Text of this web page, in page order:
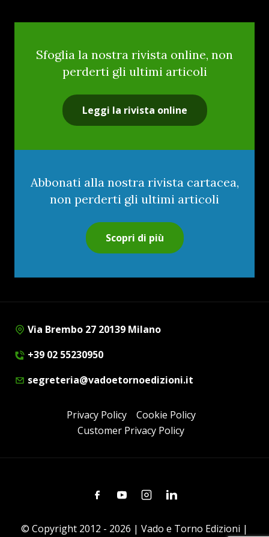
Sfoglia la nostra rivista online, non
perderti gli ultimi articoli
Leggi la rivista online
Abbonati alla nostra rivista cartacea,
non perderti gli ultimi articoli
Scopri di più
Via Brembo 27 20139 Milano
+39 02 55230950
segreteria@vadoetornoedizioni.it
Privacy Policy
Cookie Policy
Customer Privacy Policy
FacebookYoutubeInstagramLinkedin
© Copyright 2012 - 2026 | Vado e Torno Edizioni |